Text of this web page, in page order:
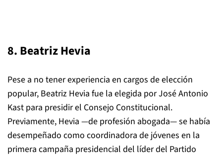
8. Beatriz Hevia
Pese a no tener experiencia en cargos de elección
popular, Beatriz Hevia fue la elegida por José Antonio
Kast para presidir el Consejo Constitucional.
Previamente, Hevia —de profesión abogada— se había
desempeñado como coordinadora de jóvenes en la
primera campaña presidencial del líder del Partido